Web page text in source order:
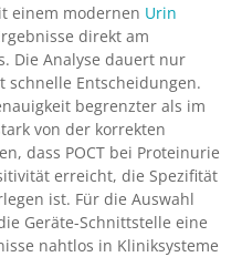
einem modernen Urin
direkt am
Die Analyse dauert nur
Entscheidungen.
begrenzter als im
von der korrekten
dass POCT bei Proteinurie
erreicht, die Spezifität
ist. Für die Auswahl
Geräte-Schnittstelle eine
nahtlos in Kliniksysteme